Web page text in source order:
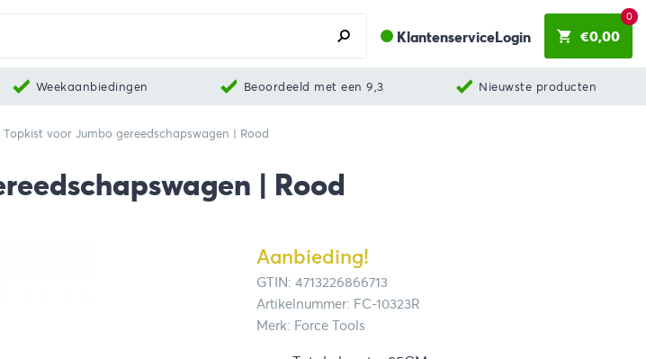
KlantenserviceLogin €0,00
0
Weekaanbiedingen Beoordeeld met een 9,3 Nieuwste producten
Topkist voor Jumbo gereedschapswagen | Rood
| Rood
Aanbieding!
GTIN: 4713226866713
Artikelnummer: FC-10323R
Merk: Force Tools